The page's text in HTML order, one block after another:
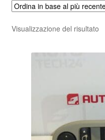
Visualizzazione del risultato